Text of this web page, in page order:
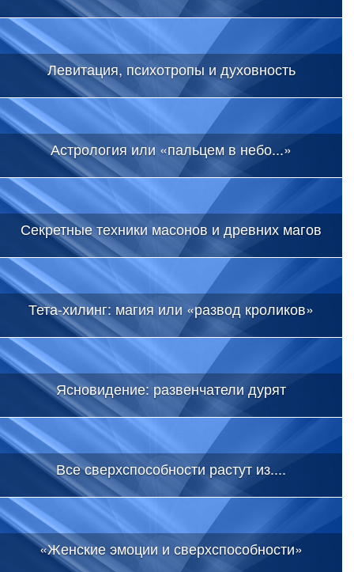
Левитация, психотропы и духовность
Астрология или «пальцем в небо...»
Секретные техники масонов и древних магов
Тета-хилинг: магия или «развод кроликов»
Ясновидение: развенчатели дурят
Все сверхспособности растут из....
«Женские эмоции и сверхспособности»